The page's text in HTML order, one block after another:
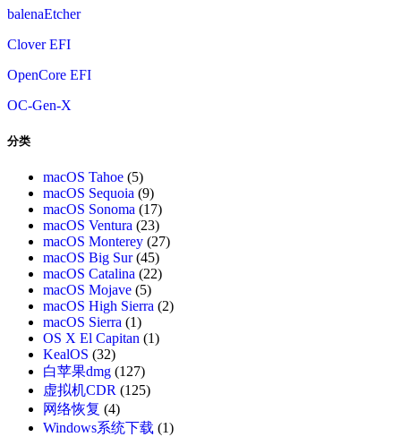
balenaEtcher
Clover EFI
OpenCore EFI
OC-Gen-X
分类
macOS Tahoe (5)
macOS Sequoia (9)
macOS Sonoma (17)
macOS Ventura (23)
macOS Monterey (27)
macOS Big Sur(45)
macOS Catalina (22)
macOS Mojave (5)
macOS High Sierra (2)
macOS Sierra (1)
OS X El Capitan (1)
KealOS (32)
白苹果dmg (127)
虚拟机CDR (125)
网络恢复 (4)
Windows系统下载 (1)